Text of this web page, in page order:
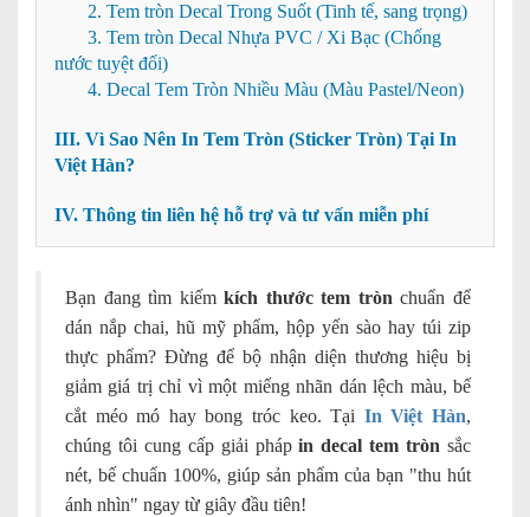
2. Tem tròn Decal Trong Suốt (Tinh tế, sang trọng)
3. Tem tròn Decal Nhựa PVC / Xi Bạc (Chống
nước tuyệt đối)
4. Decal Tem Tròn Nhiều Màu (Màu Pastel/Neon)
III. Vì Sao Nên In Tem Tròn (Sticker Tròn) Tại In
Việt Hàn?
IV. Thông tin liên hệ hỗ trợ và tư vấn miễn phí
Bạn đang tìm kiếmkích thước tem tròn chuẩn để
dán nắp chai, hũ mỹ phẩm, hộp yến sào hay túi zip
thực phẩm? Đừng để bộ nhận diện thương hiệu bị
giảm giá trị chỉ vì một miếng nhãn dán lệch màu, bế
cắt méo mó hay bong tróc keo. Tại In Việt Hàn,
chúng tôi cung cấp giải phápin decal tem tròn sắc
nét, bế chuẩn 100%, giúp sản phẩm của bạn "thu hút
ánh nhìn" ngay từ giây đầu tiên!